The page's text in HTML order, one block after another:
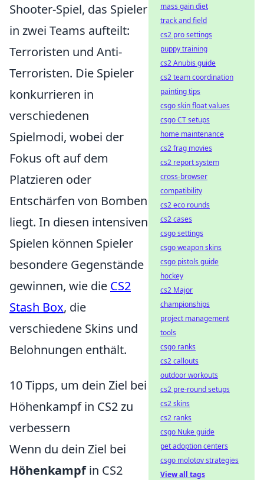
Shooter-Spiel, das Spieler
in zwei Teams aufteilt:
Terroristen und Anti-
Terroristen. Die Spieler
konkurrieren in
verschiedenen
Spielmodi, wobei der
Fokus oft auf dem
Platzieren oder
Entschärfen von Bomben
liegt. In diesen intensiven
Spielen können Spieler
besondere Gegenstände
gewinnen, wie die CS2
Stash Box, die
verschiedene Skins und
Belohnungen enthält.
10 Tipps, um dein Ziel bei
Höhenkampf in CS2 zu
verbessern
Wenn du dein Ziel bei
Höhenkampfin CS2
mass gain diet
track and field
cs2 pro settings
puppy training
cs2 Anubis guide
cs2 team coordination
painting tips
csgo skin float values
csgo CT setups
home maintenance
cs2 frag movies
cs2 report system
cross-browser
compatibility
cs2 eco rounds
cs2 cases
csgo settings
csgo weapon skins
csgo pistols guide
hockey
cs2 Major
championships
project management
tools
csgo ranks
cs2 callouts
outdoor workouts
cs2 pre-round setups
cs2 skins
cs2 ranks
csgo Nuke guide
pet adoption centers
csgo molotov strategies
View all tags